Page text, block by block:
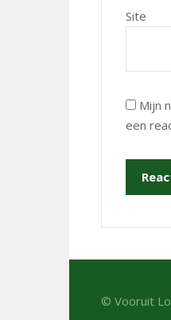
Site
Mijn
een
© Vooruit